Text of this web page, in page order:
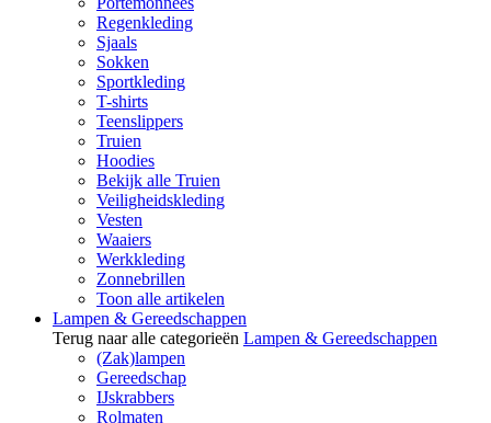
Regenkleding
Sjaals
Sokken
Sportkleding
T-shirts
Teenslippers
Truien
Hoodies
Bekijk alle Truien
Veiligheidskleding
Vesten
Waaiers
Werkkleding
Zonnebrillen
Toon alle artikelen
Lampen & Gereedschappen
Terug naar alle categorieën Lampen & Gereedschappen
(Zak)lampen
Gereedschap
IJskrabbers
Rolmaten